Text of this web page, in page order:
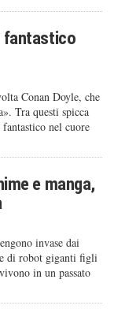
fantastico
Conan Doyle, che
Tra questi spicca
nel cuore
e manga,
invase dai
di robot giganti figli
in un passato